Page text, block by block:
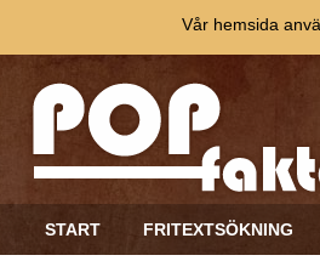
START FRITEXTSÖKNING
Vår hemsida